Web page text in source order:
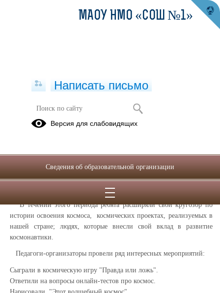
Космическая неделя «Вперёд, к
звёздам»
В нашей школе, в центре “Точка Роста”, с 7 по 12 апреля
прошла
космическая неделя “Вперед, к звездам ”, посвящённая
Всемирному дню авиации и космонавтики.
В течении этого периода ребята расширяли свой кругозор по
истории освоения космоса, космических проектах, реализуемых в
нашей стране; людях, которые внесли свой вклад в развитие
космонавтики.
Педагоги-организаторы провели ряд интересных мероприятий:
Сыграли в космическую игру "Правда или ложь".
Ответили на вопросы онлайн-тестов про космос.
МАОУ НМО «СОШ №1»
Написать письмо
Версия для слабовидящих
Сведения об образовательной организации